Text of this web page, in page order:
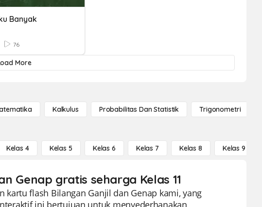
Banyak
76
More
Kalkulus Probabilitas Dan Statistik Trigonometri
Kelas 4 Kelas 5 Kelas 6 Kelas 7 Kelas 8 Kelas 9
Genap gratis seharga Kelas 11
flash Bilangan Ganjil dan Genap kami, yang
ini bertujuan untuk menyederhanakan